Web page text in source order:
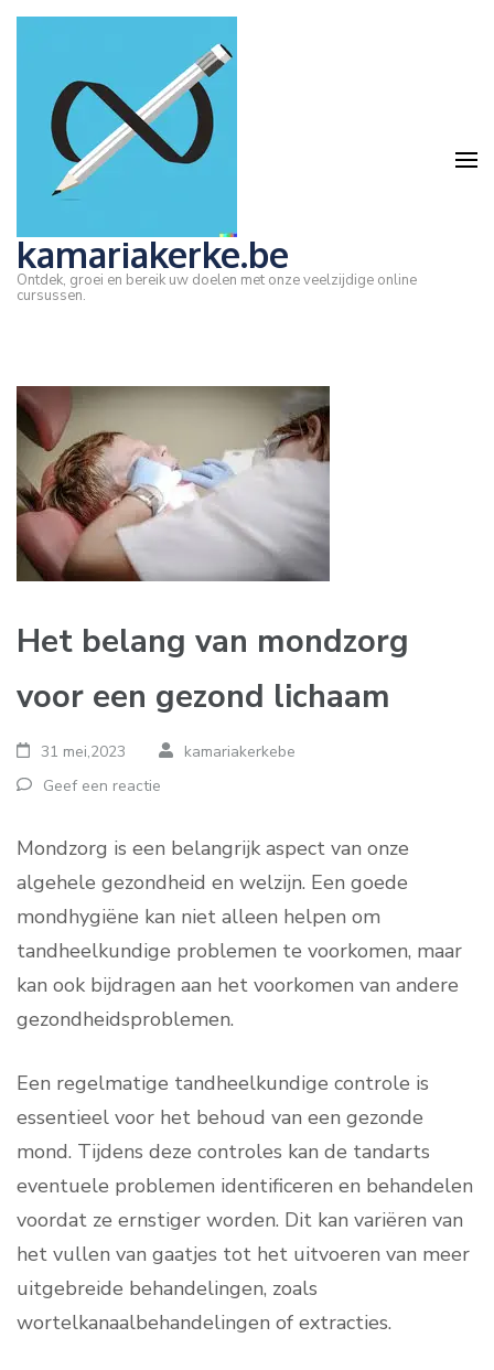
Ga
Enter)
kamariakerke.be
Ontdek, groei en bereik uw doelen met onze veelzijdige online
cursussen.
Het belang van mondzorg
voor een gezond lichaam
31 mei,2023
kamariakerkebe
Geef een reactie
Mondzorg is een belangrijk aspect van onze
algehele gezondheid en welzijn. Een goede
mondhygiëne kan niet alleen helpen om
tandheelkundige problemen te voorkomen, maar
kan ook bijdragen aan het voorkomen van andere
gezondheidsproblemen.
Een regelmatige tandheelkundige controle is
essentieel voor het behoud van een gezonde
mond. Tijdens deze controles kan de tandarts
eventuele problemen identificeren en behandelen
voordat ze ernstiger worden. Dit kan variëren van
het vullen van gaatjes tot het uitvoeren van meer
uitgebreide behandelingen, zoals
wortelkanaalbehandelingen of extracties.